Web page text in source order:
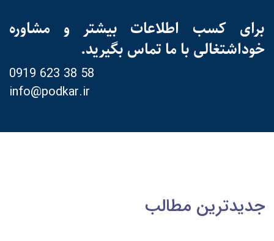
برای کسب اطلاعات بیشتر و مشاوره
خوداشتغالی با ما تماس بگیرید.
0919 623 38 58
info@podkar.ir
جدیدترین مطالب